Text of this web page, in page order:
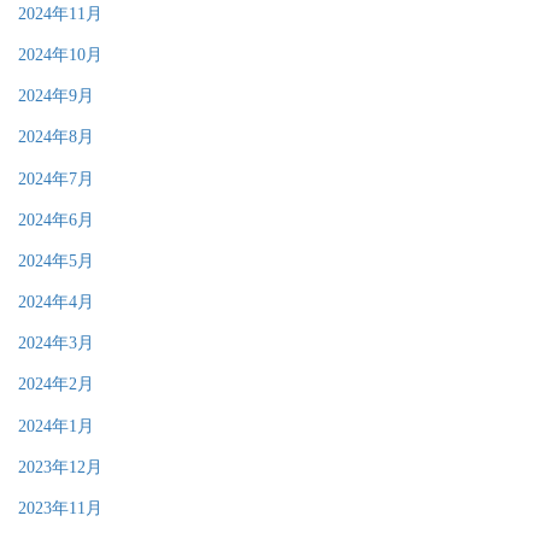
2024年11月
2024年10月
2024年9月
2024年8月
2024年7月
2024年6月
2024年5月
2024年4月
2024年3月
2024年2月
2024年1月
2023年12月
2023年11月